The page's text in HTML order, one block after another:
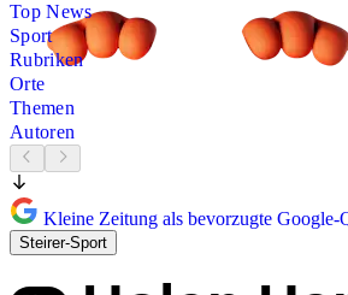
Top News
Sport
Rubriken
Orte
Themen
Autoren
Kleine Zeitung als bevorzugte Google-
Steirer-Sport